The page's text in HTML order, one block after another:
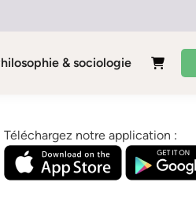
& sociologie
Téléchargez notre application :